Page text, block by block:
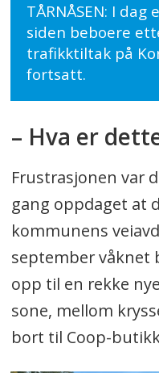
TÅRNÅSEN: I
siden beboere
trafikktiltak på
fortsatt.
– Hva er
Frustrasjonen var
gang oppdaget at
kommunens
september våknet
opp til en rekke
sone, mellom
bort til Coop-